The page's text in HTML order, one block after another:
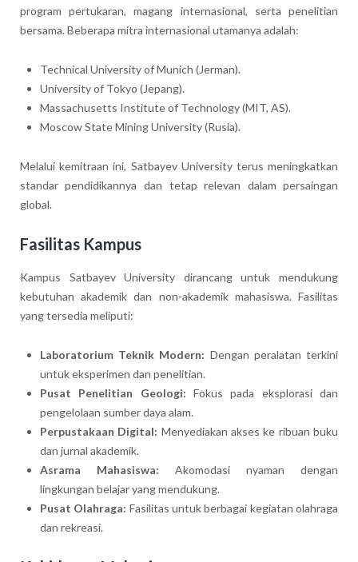
program pertukaran, magang internasional, serta penelitian
bersama. Beberapa mitra internasional utamanya adalah:
Technical University of Munich (Jerman).
University of Tokyo (Jepang).
Massachusetts Institute of Technology (MIT, AS).
Moscow State Mining University (Rusia).
Melalui kemitraan ini, Satbayev University terus meningkatkan
standar pendidikannya dan tetap relevan dalam persaingan
global.
Fasilitas Kampus
Kampus Satbayev University dirancang untuk mendukung
kebutuhan akademik dan non-akademik mahasiswa. Fasilitas
yang tersedia meliputi:
Laboratorium Teknik Modern: Dengan peralatan terkini
untuk eksperimen dan penelitian.
Pusat Penelitian Geologi: Fokus pada eksplorasi dan
pengelolaan sumber daya alam.
Perpustakaan Digital: Menyediakan akses ke ribuan buku
dan jurnal akademik.
Asrama Mahasiswa: Akomodasi nyaman dengan
lingkungan belajar yang mendukung.
Pusat Olahraga: Fasilitas untuk berbagai kegiatan olahraga
dan rekreasi.